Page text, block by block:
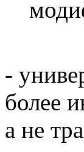
-
более
а не